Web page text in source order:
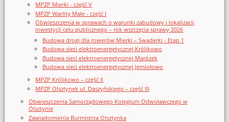
MPZP Mierki - część V
MPZP Warlity Małe - część I
Obwieszczenia w sprawach o warunki zabudowy i lokalizacji
inwestycji celu publicznego – rok wszczęcia sprawy 2026
Budowa drogi dla rowerów Mierki – Swaderki - Etap 1
Budowa sieci elektroenergetycznej Królikowo
Budowa sieci elektroenergetycznej Marózek
Budowa sieci elektroenergetycznej Jemiołowo
MPZP Królikowo – część II
MPZP Olsztynek ul. Daszyńskiego – część III
Obwieszczenia Samorządowego Kolegium Odwoławczego w
Olsztynie
Zawiadomienia Burmistrza Olsztynka